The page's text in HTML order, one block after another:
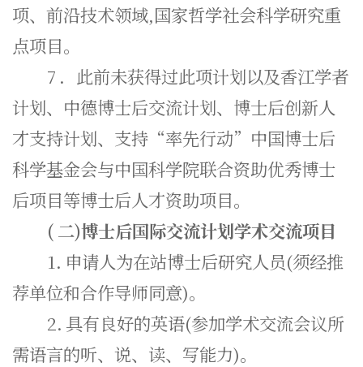
项、前沿技术领域,国家哲学社会科学研究重
点项目。
7 ．此前未获得过此项计划以及香江学者
计划、中德博士后交流计划、博士后创新人
才支持计划、支持“率先行动”中国博士后
科学基金会与中国科学院联合资助优秀博士
后项目等博士后人才资助项目。
(二)博士后国际交流计划学术交流项目
1. 申请人为在站博士后研究人员(须经推
荐单位和合作导师同意)。
2. 具有良好的英语(参加学术交流会议所
需语言的听、说、读、写能力)。